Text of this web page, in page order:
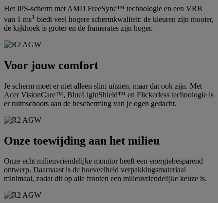
Het IPS-scherm met AMD FreeSync™ technologie en een VRB
van 1 ms1 biedt veel hogere schermkwaliteit: de kleuren zijn mooier,
de kijkhoek is groter en de framerates zijn hoger.
Voor jouw comfort
Je scherm moet er niet alleen slim uitzien, maar dat ook zijn. Met
Acer VisionCare™, BlueLightShield™ en Flickerless technologie is
er ruimschoots aan de bescherming van je ogen gedacht.
Onze toewijding aan het milieu
Onze echt milieuvriendelijke monitor heeft een energiebesparend
ontwerp. Daarnaast is de hoeveelheid verpakkingsmateriaal
minimaal, zodat dit op alle fronten een milieuvriendelijke keuze is.